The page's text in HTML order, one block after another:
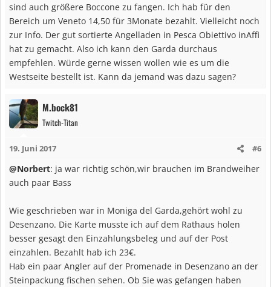
sind auch größere Boccone zu fangen. Ich hab für den
Bereich um Veneto 14,50 für 3Monate bezahlt. Vielleicht noch
zur Info. Der gut sortierte Angelladen in Pesca Obiettivo inAffi
hat zu gemacht. Also ich kann den Garda durchaus
empfehlen. Würde gerne wissen wollen wie es um die
Westseite bestellt ist. Kann da jemand was dazu sagen?
M.bock81
Twitch-Titan
19. Juni 2017 #6
@Norbert: ja war richtig schön,wir brauchen im Brandweiher
auch paar Bass
Wie geschrieben war in Moniga del Garda,gehört wohl zu
Desenzano. Die Karte musste ich auf dem Rathaus holen
besser gesagt den Einzahlungsbeleg und auf der Post
einzahlen. Bezahlt hab ich 23€.
Hab ein paar Angler auf der Promenade in Desenzano an der
Steinpackung fischen sehen. Ob Sie was gefangen haben